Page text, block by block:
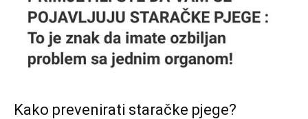
Kako prevenirati staračke pjege?